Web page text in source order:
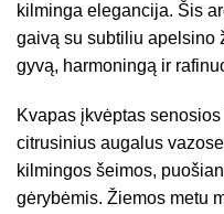
kilminga elegancija. Šis
gaivą su subtiliu apelsino
gyvą, harmoningą ir
Kvapas įkvėptas
citrusinius augalus
kilmingos šeimos,
gėrybėmis. Žiemos metu